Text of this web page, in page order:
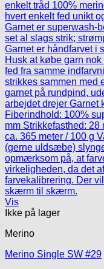
Vis
Ikke på lager
Merino
Merino Single SW #29